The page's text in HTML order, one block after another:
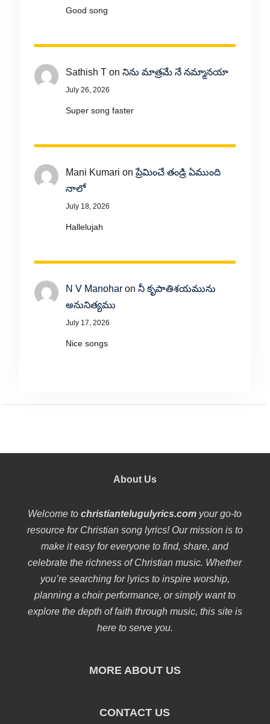
Good song
Sathish Ton నిను మాత్రమే నే నమ్మానయా
July 26, 2026
Super song faster
Mani Kumari onప్రేమించే తండ్రి ఏముంది
నాలో
July 18, 2026
Hallelujah
N V Manoharon నీ కృపాతిశయమును
అనునిత్యము
July 17, 2026
Nice songs
About Us
Welcome tochristiantelugulyrics.com your go-to
resource for Christian song lyrics! Our mission is to
make it easy for everyone to find, share, and
celebrate the richness of Christian music. Whether
you’re searching for lyrics to inspire worship,
planning a choir performance, or simply want to
explore the depth of faith through music, this site is
here to serve you.
MORE ABOUT US
CONTACT US